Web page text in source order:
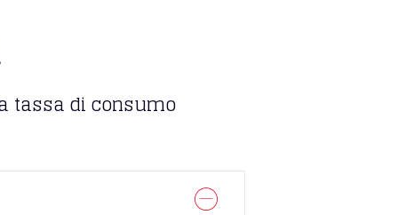
tassa di consumo